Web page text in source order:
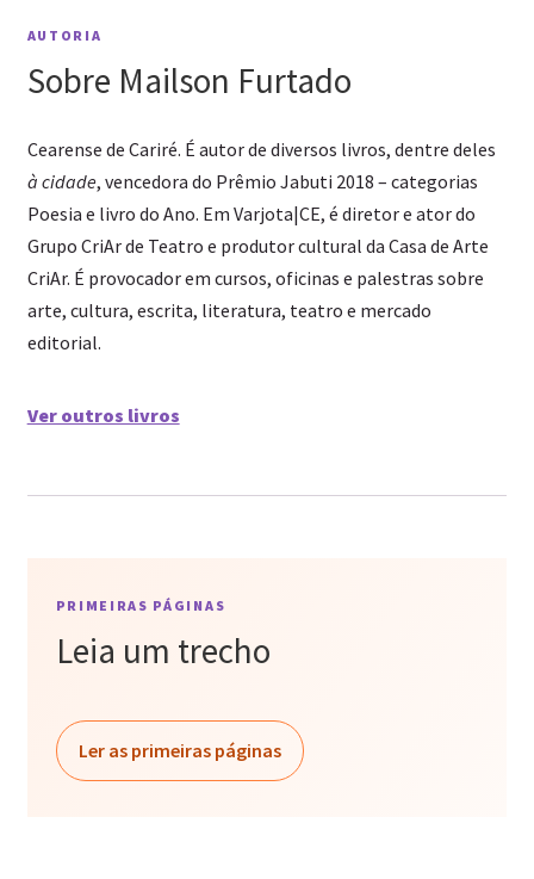
AUTORIA
Sobre Mailson Furtado
Cearense de Cariré. É autor de diversos livros, dentre deles
à cidade, vencedora do Prêmio Jabuti 2018 – categorias
Poesia e livro do Ano. Em Varjota|CE, é diretor e ator do
Grupo CriAr de Teatro e produtor cultural da Casa de Arte
CriAr. É provocador em cursos, oficinas e palestras sobre
arte, cultura, escrita, literatura, teatro e mercado
editorial.
Ver outros livros
PRIMEIRAS PÁGINAS
Leia um trecho
Ler as primeiras páginas